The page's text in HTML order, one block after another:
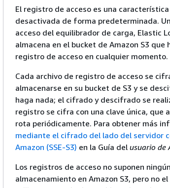
El registro de acceso es una
desactivada de forma predeterminada.
acceso del equilibrador de carga, Elastic
almacena en el bucket de Amazon S3
registro de acceso en cualquier momento.
Cada archivo de registro de acceso se
almacenarse en su bucket de S3 y se
haga nada; el cifrado y descifrado se
registro se cifra con una clave única, que
rota periódicamente. Para obtener más
mediante el cifrado del lado del servidor
Amazon (SSE-S3) en la Guía del usuario de
Los registros de acceso no suponen
almacenamiento en Amazon S3, pero no